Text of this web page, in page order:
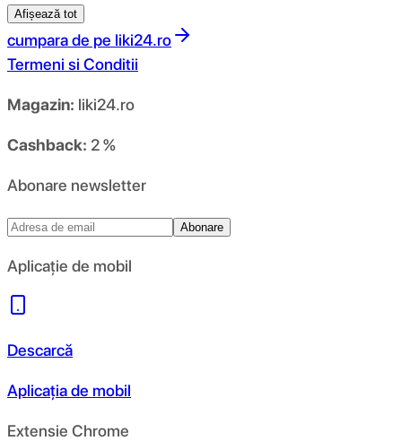
Afișează tot
cumpara de pe liki24.ro
Termeni si Conditii
Magazin: liki24.ro
Cashback: 2 %
Abonare newsletter
Abonare
Aplicație de mobil
Descarcă
Aplicația de mobil
Extensie Chrome